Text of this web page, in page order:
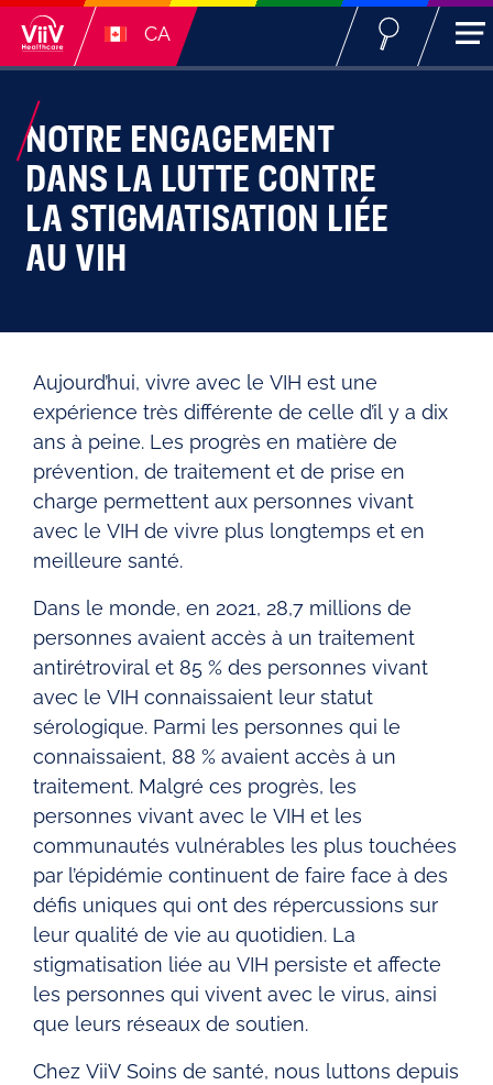
CA
NOTRE ENGAGEMENT
DANS LA LUTTE CONTRE
LA STIGMATISATION LIÉE
AU VIH
Aujourd’hui, vivre avec le VIH est une
expérience très différente de celle d’il y a dix
ans à peine. Les progrès en matière de
prévention, de traitement et de prise en
charge permettent aux personnes vivant
avec le VIH de vivre plus longtemps et en
meilleure santé.
Dans le monde, en 2021, 28,7 millions de
personnes avaient accès à un traitement
antirétroviral et 85 % des personnes vivant
avec le VIH connaissaient leur statut
sérologique. Parmi les personnes qui le
connaissaient, 88 % avaient accès à un
traitement. Malgré ces progrès, les
personnes vivant avec le VIH et les
communautés vulnérables les plus touchées
par l’épidémie continuent de faire face à des
défis uniques qui ont des répercussions sur
leur qualité de vie au quotidien. La
stigmatisation liée au VIH persiste et affecte
les personnes qui vivent avec le virus, ainsi
que leurs réseaux de soutien.
Chez ViiV Soins de santé, nous luttons depuis